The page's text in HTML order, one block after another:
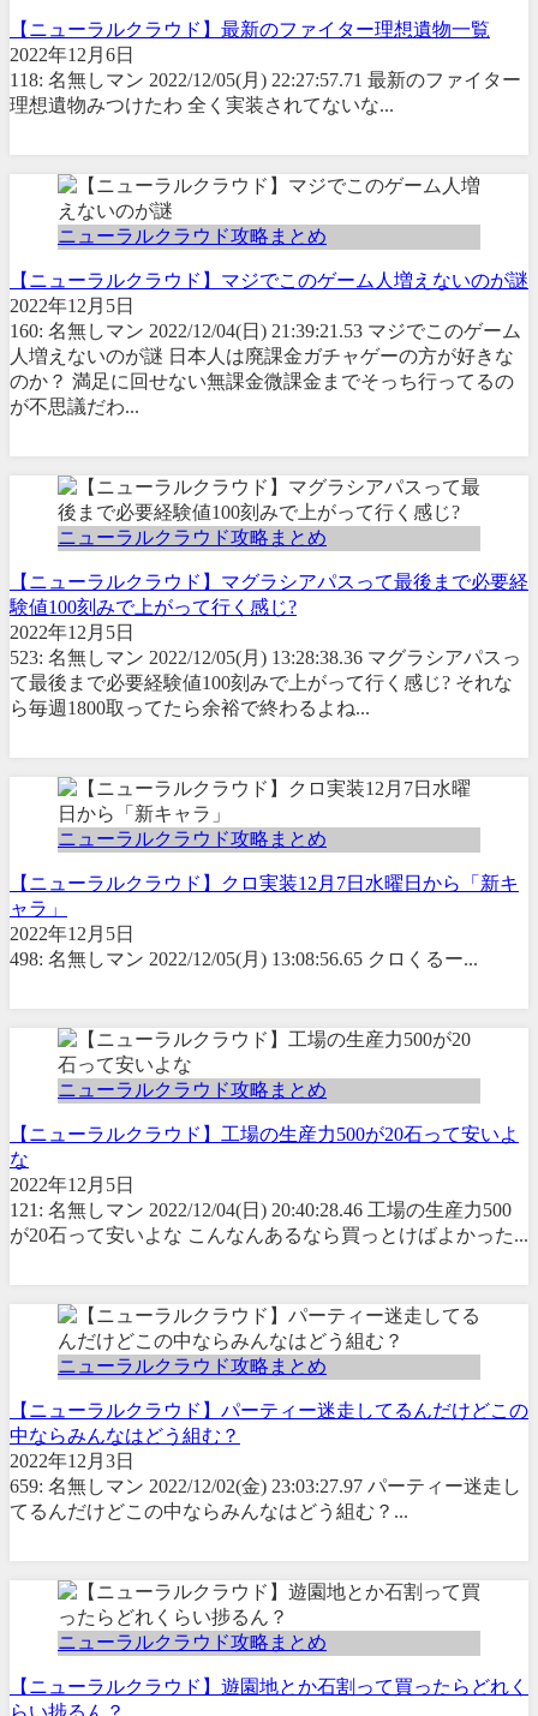
【ニューラルクラウド】最新のファイター理想遺物一覧
2022年12月6日
118: 名無しマン 2022/12/05(月) 22:27:57.71 最新のファイター
理想遺物みつけたわ 全く実装されてないな...
ニューラルクラウド攻略まとめ
【ニューラルクラウド】マジでこのゲーム人増えないのが謎
2022年12月5日
160: 名無しマン 2022/12/04(日) 21:39:21.53 マジでこのゲーム
人増えないのが謎 日本人は廃課金ガチャゲーの方が好きな
のか？ 満足に回せない無課金微課金までそっち行ってるの
が不思議だわ...
ニューラルクラウド攻略まとめ
【ニューラルクラウド】マグラシアパスって最後まで必要経
験値100刻みで上がって行く感じ?
2022年12月5日
523: 名無しマン 2022/12/05(月) 13:28:38.36 マグラシアパスっ
て最後まで必要経験値100刻みで上がって行く感じ? それな
ら毎週1800取ってたら余裕で終わるよね...
ニューラルクラウド攻略まとめ
【ニューラルクラウド】クロ実装12月7日水曜日から「新キ
ャラ」
2022年12月5日
498: 名無しマン 2022/12/05(月) 13:08:56.65 クロくるー...
ニューラルクラウド攻略まとめ
【ニューラルクラウド】工場の生産力500が20石って安いよ
な
2022年12月5日
121: 名無しマン 2022/12/04(日) 20:40:28.46 工場の生産力500
が20石って安いよな こんなんあるなら買っとけばよかった...
ニューラルクラウド攻略まとめ
【ニューラルクラウド】パーティー迷走してるんだけどこの
中ならみんなはどう組む？
2022年12月3日
659: 名無しマン 2022/12/02(金) 23:03:27.97 パーティー迷走し
てるんだけどこの中ならみんなはどう組む？...
ニューラルクラウド攻略まとめ
【ニューラルクラウド】遊園地とか石割って買ったらどれく
らい捗るん？